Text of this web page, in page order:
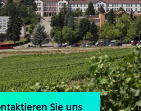
Sie uns